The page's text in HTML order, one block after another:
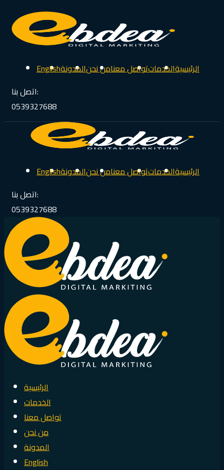
الرئيسيةالخدماتتواصل معنامن نحنالمدونةEnglish
اتصل بنا:
0539327688
الرئيسيةالخدماتتواصل معنامن نحنالمدونةEnglish
اتصل بنا:
0539327688
الرئيسية
الخدمات
تواصل معنا
من نحن
المدونة
English